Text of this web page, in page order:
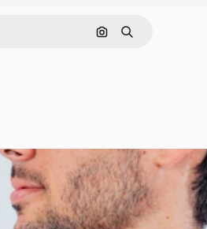
Sök efter bild
Söka